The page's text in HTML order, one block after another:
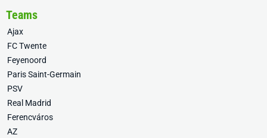
Teams
Ajax
FC Twente
Feyenoord
Paris Saint-Germain
PSV
Real Madrid
Ferencváros
AZ